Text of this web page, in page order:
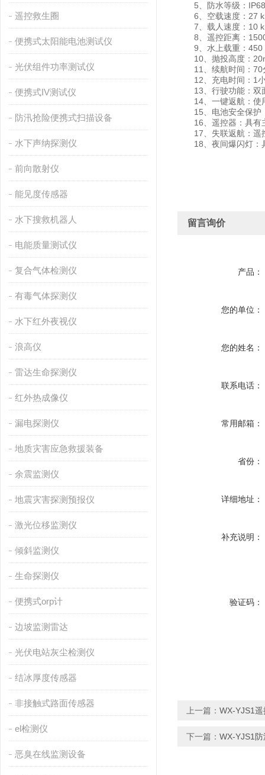
遥控救生圈
便携式太阳能电池测试仪
光伏组件功率测试仪
便携式IV测试仪
防汛抢险便携式扫描设备
水下声纳探测仪
前向散射仪
能见度传感器
水下搜救机器人
电能质量测试仪
复合气体检测仪
有毒气体探测仪
水下红外夜视仪
浪高仪
雷达生命探测仪
红外热成像仪
漏电探测仪
地质灾害应急救援装备
余震监测仪
地震灾害探测预报仪
激光位移监测仪
倾斜监测仪
生命探测仪
便携式orp计
边坡监测雷达
光伏电站灰尘检测仪
结冰厚度传感器
非接触式路面传感器
el检测仪
恶臭在线监测设备
5、防水等级：
6、空载速度：27
7、载人速度：10
8、遥控距离：
9、水上载重：450
10、抛投高度：
11、续航时间：70
12、充电时间：1
13、行驶功能：双
14、一键返航：使
15、电池安全保护：
16、遥控器：具有主
17、失联返航：遥控
18、夜间爆闪灯：
留言询价
产品：
您的单位：
您的姓名：
联系电话：
常用邮箱：
省份：
详细地址：
补充说明：
验证码：
上一篇： WX-YJS1
下一篇： WX-YJS1